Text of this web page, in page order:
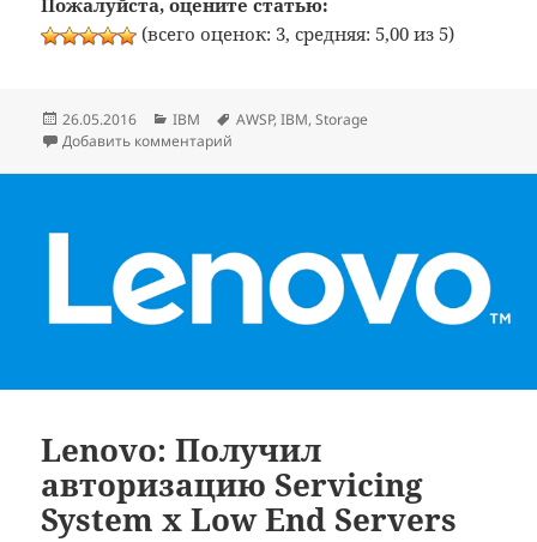
(всего оценок: 3, средняя: 5,00 из 5)
Опубликовано
26.05.2016 Рубрики
IBM Метки
AWSP,IBM,Storage
Добавить комментарий
Lenovo: Получил
авторизацию Servicing
System x Low End Servers